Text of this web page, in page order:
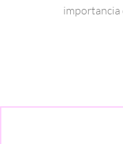
importancia